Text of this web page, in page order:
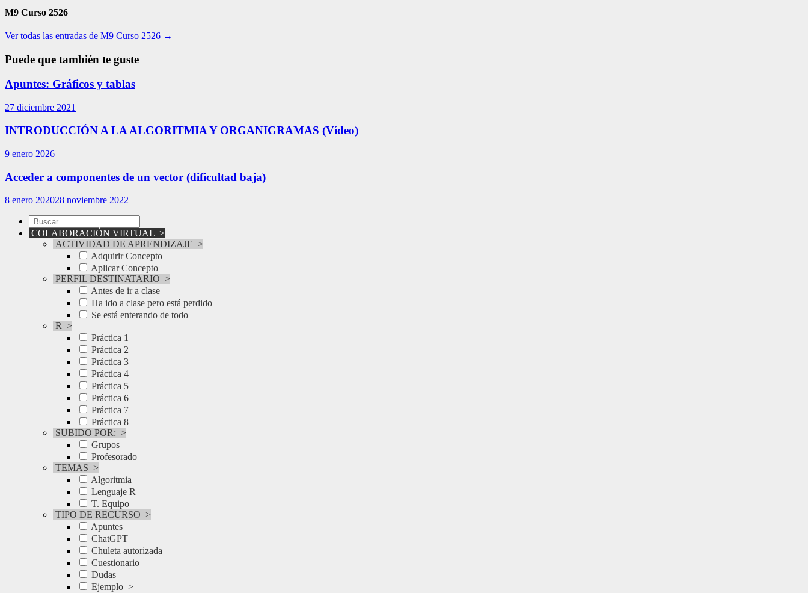
M9 Curso 2526
Ver todas las entradas de M9 Curso 2526 →
Puede que también te guste
Apuntes: Gráficos y tablas
27 diciembre 2021
INTRODUCCIÓN A LA ALGORITMIA Y ORGANIGRAMAS (Vídeo)
9 enero 2026
Acceder a componentes de un vector (dificultad baja)
8 enero 202028 noviembre 2022
COLABORACIÓN VIRTUAL >
ACTIVIDAD DE APRENDIZAJE >
Adquirir Concepto
Aplicar Concepto
PERFIL DESTINATARIO >
Antes de ir a clase
Ha ido a clase pero está perdido
Se está enterando de todo
R
>
Práctica 1
Práctica 2
Práctica 3
Práctica 4
Práctica 5
Práctica 6
Práctica 7
Práctica 8
SUBIDO POR: >
Grupos
Profesorado
TEMAS >
Algoritmia
Lenguaje R
T. Equipo
TIPO DE RECURSO >
Apuntes
ChatGPT
Chuleta autorizada
Cuestionario
Dudas
Ejemplo >